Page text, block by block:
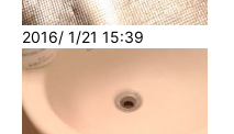
2016/ 1/21 15:39